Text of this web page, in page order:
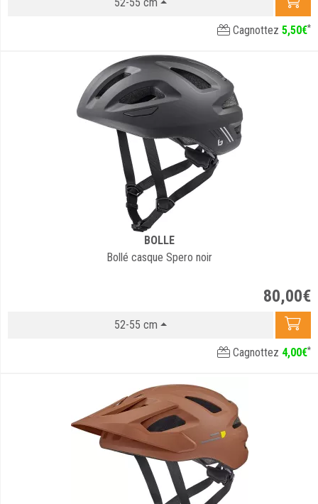
Cagnottez 5,50€*
BOLLE
Bollé casque Spero noir
80,00€
52-55 cm
Cagnottez 4,00€*